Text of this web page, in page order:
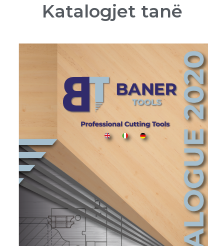
Katalogjet tanë